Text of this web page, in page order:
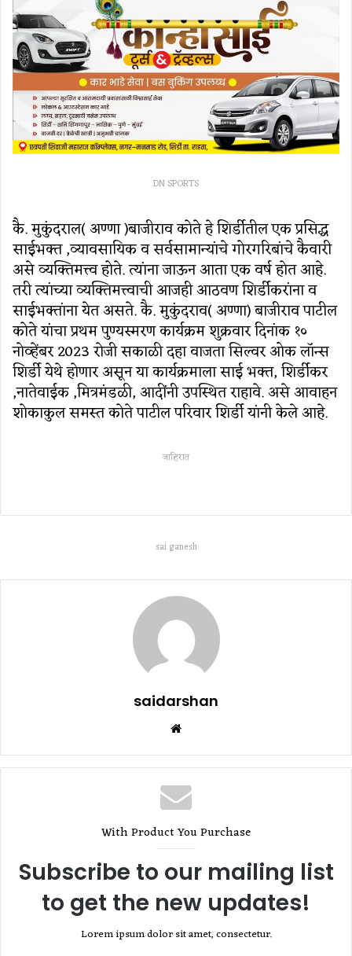
DN SPORTS
कै. मुकुंदराल( अण्णा )बाजीराव कोते हे शिर्डीतील एक प्रसिद्ध
साईभक्त ,व्यावसायिक व सर्वसामान्यांचे गोरगरिबांचे कैवारी
असे व्यक्तिमत्त्व होते. त्यांना जाऊन आता एक वर्ष होत आहे.
तरी त्यांच्या व्यक्तिमत्त्वाची आजही आठवण शिर्डीकरांना व
साईभक्तांना येत असते. कै. मुकुंदराव( अण्णा) बाजीराव पाटील
कोते यांचा प्रथम पुण्यस्मरण कार्यक्रम शुक्रवार दिनांक १०
नोव्हेंबर 2023 रोजी सकाळी दहा वाजता सिल्वर ओक लॉन्स
शिर्डी येथे होणार असून या कार्यक्रमाला साई भक्त, शिर्डीकर
,नातेवाईक ,मित्रमंडळी, आदींनी उपस्थित राहावे. असे आवाहन
शोकाकुल समस्त कोते पाटील परिवार शिर्डी यांनी केले आहे.
जाहिरात
sai ganesh
saidarshan
With Product You Purchase
Subscribe to our mailing list
to get the new updates!
Lorem ipsum dolor sit amet, consectetur.